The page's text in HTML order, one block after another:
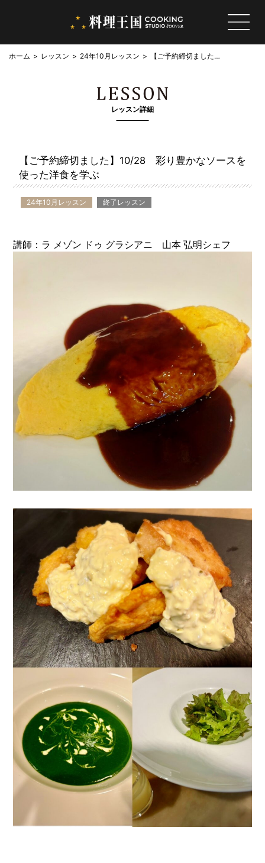
ホーム レッスン 24年10月レッスン
【ご予約締切ました】
ぶ
レッスン詳細
【ご予約締切ました】10/28 彩り豊かなソースを
使った洋食を学ぶ
24年10月レッスン 終了レッスン
講師：ラ メゾン ドゥ グラシアニ 山本 弘明シェフ